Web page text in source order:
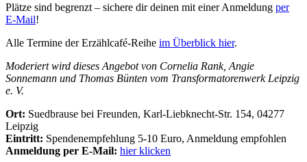
Plätze sind begrenzt – sichere dir deinen mit einer Anmeldung per
E-Mail!
Alle Termine der Erzählcafé-Reihe im Überblick hier.
Moderiert wird dieses Angebot von Cornelia Rank, Angie
Sonnemann und Thomas Bünten vom Transformatorenwerk Leipzig
e. V.
Ort: Suedbrause bei Freunden, Karl-Liebknecht-Str. 154, 04277
Leipzig
Eintritt: Spendenempfehlung 5-10 Euro, Anmeldung empfohlen
Anmeldung per E-Mail: hier klicken